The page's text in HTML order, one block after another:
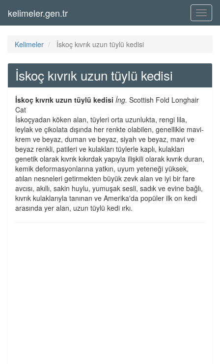
Menü
kelimeler.gen.tr
Kelimeler İskoç kıvrık uzun tüylü kedisi
İskoç kıvrık uzun tüylü kedisi
İskoç kıvrık uzun tüylü kedisi İng. Scottish Fold Longhair
Cat
İskoçyadan köken alan, tüyleri orta uzunlukta, rengi lila,
leylak ve çikolata dışında her renkte olabilen, genellikle mavi-
krem ve beyaz, duman ve beyaz, siyah ve beyaz, mavi ve
beyaz renkli, patileri ve kulakları tüylerle kaplı, kulakları
genetik olarak kıvrık kıkırdak yapıyla ilişkili olarak kıvrık duran,
kemik deformasyonlarına yatkın, uyum yeteneği yüksek,
atılan nesneleri getirmekten büyük zevk alan ve iyi bir fare
avcısı, akıllı, sakin huylu, yumuşak sesli, sadık ve evine bağlı,
kıvrık kulaklarıyla tanınan ve Amerika'da popüler ilk on kedi
arasında yer alan, uzun tüylü kedi ırkı.